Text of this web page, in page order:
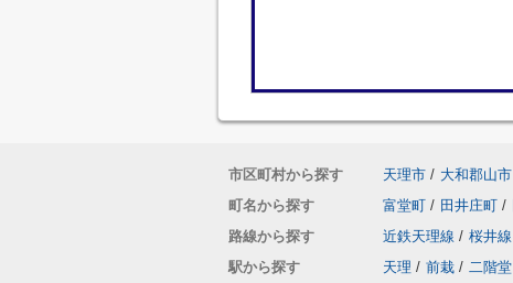
市区町村から探す 天理市 / 大和郡山市
町名から探す
富堂町 / 田井庄町 /
路線から探す
近鉄天理線 / 桜井線
駅から探す
天理 / 前栽 / 二階堂